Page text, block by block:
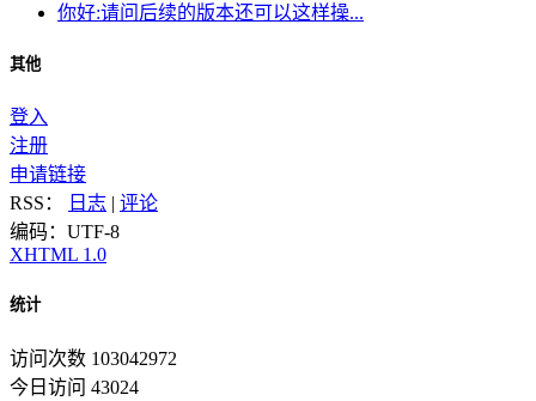
你好:请问后续的版本还可以这样操...
其他
登入
注册
申请链接
RSS：
日志 | 评论
编码：UTF-8
XHTML 1.0
统计
访问次数 103042972
今日访问 43024